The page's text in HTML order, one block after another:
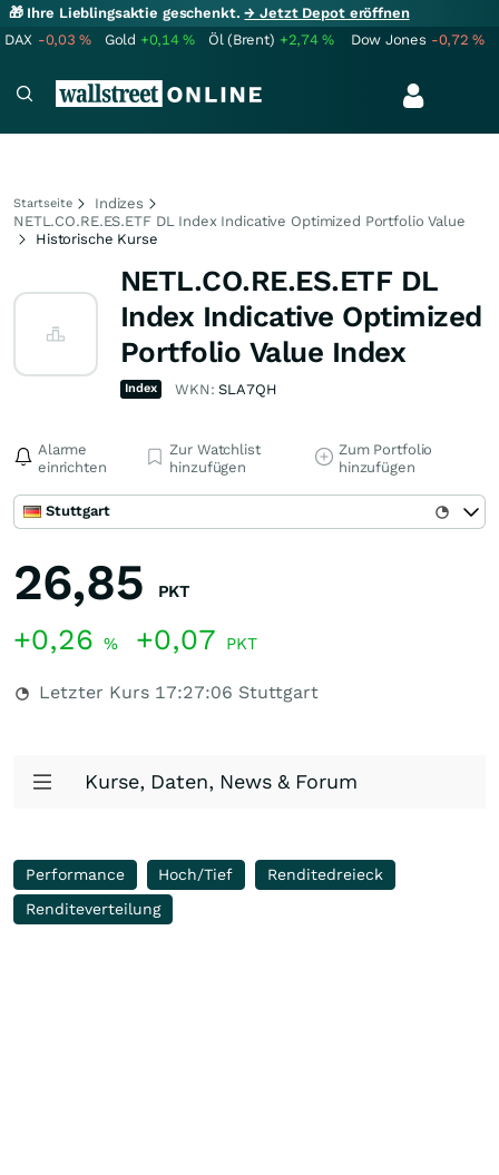
🎁 Ihre Lieblingsaktie geschenkt.→ Jetzt Depot eröffnen
DAX -0,03% Gold +0,14% Öl (Brent) +2,74% Dow Jones -0,72%
Startseite
Indizes
NETL.CO.RE.ES.ETF DL Index Indicative Optimized Portfolio Value
Historische Kurse
NETL.CO.RE.ES.ETF DL
Index Indicative Optimized
Portfolio Value Index
Index WKN:SLA7QH
Alarme
einrichten
Zur Watchlist
hinzufügen
Zum Portfolio
hinzufügen
Stuttgart
26,85 PKT
+0,26 % +0,07 PKT
Letzter Kurs 17:27:06 Stuttgart
Kurse, Daten, News & Forum
Performance Hoch/Tief
Renditedreieck
Renditeverteilung